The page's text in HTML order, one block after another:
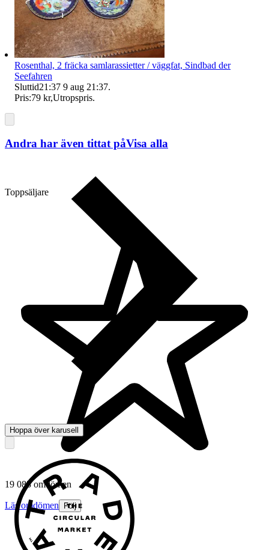
Toppsäljare
19 083 omdömen
Läs omdömen Följ
Rosenthal, 2 fräcka samlarassietter / väggfat, Sindbad der
Seefahren
Sluttid21:37 9 aug 21:37.
Pris:79 kr,Utropspris.
Andra har även tittat påVisa alla
Hoppa över karusell